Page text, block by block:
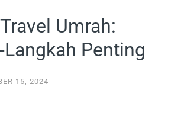
Umrah:
Langkah Penting
15, 2024